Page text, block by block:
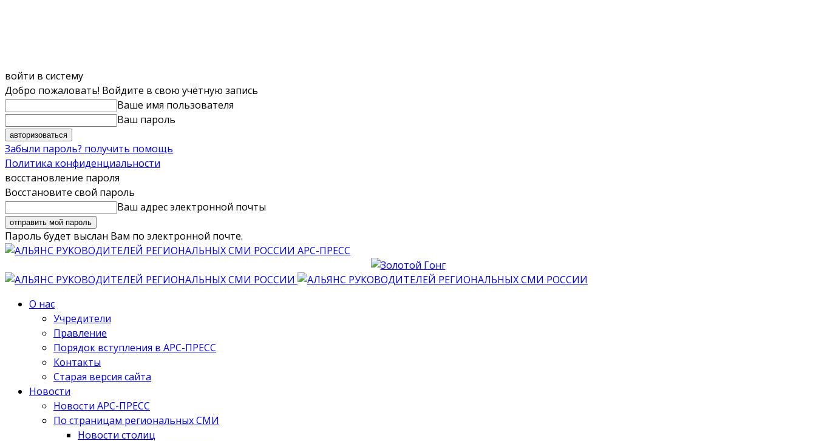
войти в систему
Добро пожаловать! Войдите в свою учётную запись
Ваше имя пользователя
Ваш пароль
Забыли пароль? получить помощь
Политика конфиденциальности
восстановление пароля
Восстановите свой пароль
Ваш адрес электронной почты
Пароль будет выслан Вам по электронной почте.
АРС-ПРЕСС
О нас
Учредители
Правление
Порядок вступления в АРС-ПРЕСС
Контакты
Старая версия сайта
Новости
Новости АРС-ПРЕСС
По страницам региональных СМИ
Новости столиц